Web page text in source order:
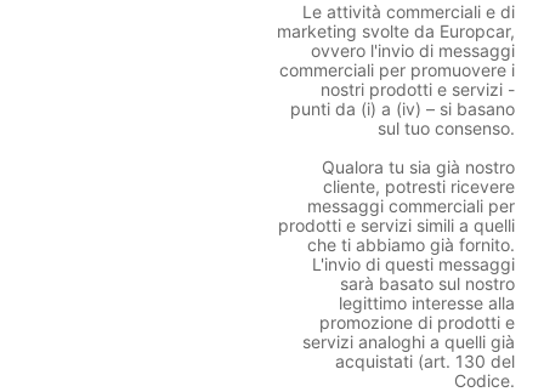
Le attività commerciali e di
marketing svolte da Europcar,
ovvero l'invio di messaggi
commerciali per promuovere i
nostri prodotti e servizi -
punti da (i) a (iv) – si basano
sul tuo consenso.
Qualora tu sia già nostro
cliente, potresti ricevere
messaggi commerciali per
prodotti e servizi simili a quelli
che ti abbiamo già fornito.
L'invio di questi messaggi
sarà basato sul nostro
legittimo interesse alla
promozione di prodotti e
servizi analoghi a quelli già
acquistati (art. 130 del
Codice.